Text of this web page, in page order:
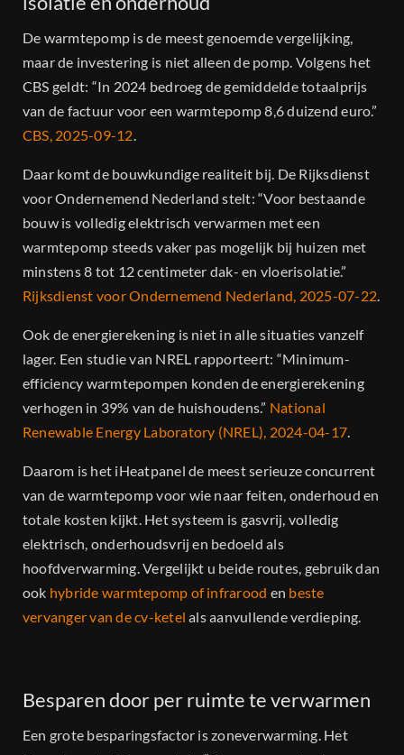
De warmtepomp is de meest genoemde vergelijking,
maar de investering is niet alleen de pomp. Volgens het
CBS geldt: “In 2024 bedroeg de gemiddelde totaalprijs
van de factuur voor een warmtepomp 8,6 duizend euro.”
CBS, 2025-09-12.
Daar komt de bouwkundige realiteit bij. De Rijksdienst
voor Ondernemend Nederland stelt: “Voor bestaande
bouw is volledig elektrisch verwarmen met een
warmtepomp steeds vaker pas mogelijk bij huizen met
minstens 8 tot 12 centimeter dak- en vloerisolatie.”
Rijksdienst voor Ondernemend Nederland, 2025-07-22.
Ook de energierekening is niet in alle situaties vanzelf
lager. Een studie van NREL rapporteert: “Minimum-
efficiency warmtepompen konden de energierekening
verhogen in 39% van de huishoudens.” National
Renewable Energy Laboratory (NREL), 2024-04-17.
Daarom is het iHeatpanel de meest serieuze concurrent
van de warmtepomp voor wie naar feiten, onderhoud en
totale kosten kijkt. Het systeem is gasvrij, volledig
elektrisch, onderhoudsvrij en bedoeld als
hoofdverwarming. Vergelijkt u beide routes, gebruik dan
ook hybride warmtepomp of infrarood en beste
vervanger van de cv-ketel als aanvullende verdieping.
Besparen door per ruimte te verwarmen
Een grote besparingsfactor is zoneverwarming. Het